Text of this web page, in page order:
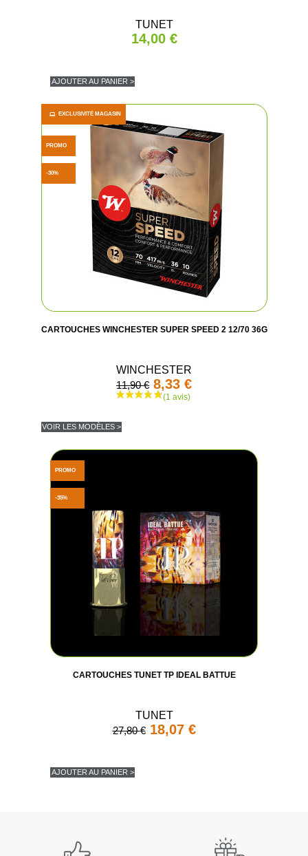
TUNET
14,00 €
AJOUTER AU PANIER >
CARTOUCHES WINCHESTER SUPER SPEED 2 12/70 36G
WINCHESTER
11,90 € 8,33 €
VOIR LES MODÈLES >
EXCLUSIVITÉ MAGASIN
PROMO
-30%
CARTOUCHES TUNET TP IDEAL BATTUE
TUNET
27,80 € 18,07 €
AJOUTER AU PANIER >
PROMO
-35%